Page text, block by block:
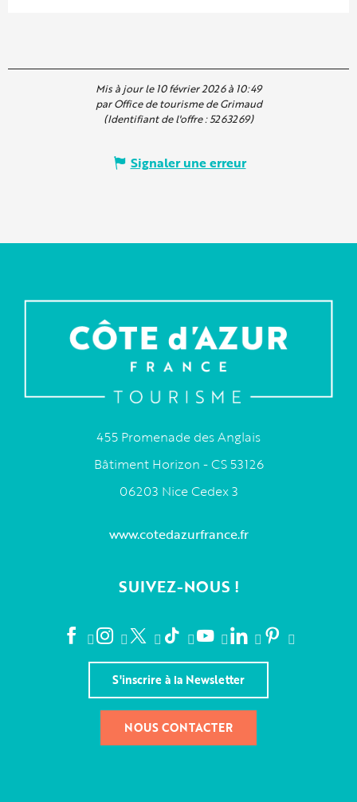
Mis à jour le 10 février 2026 à 10:49
par Office de tourisme de Grimaud
(Identifiant de l'offre :5263269)
Signaler une erreur
455 Promenade des Anglais
Bâtiment Horizon - CS 53126
06203 Nice Cedex 3
www.cotedazurfrance.fr
SUIVEZ-NOUS !
S'inscrire à la Newsletter
NOUS CONTACTER